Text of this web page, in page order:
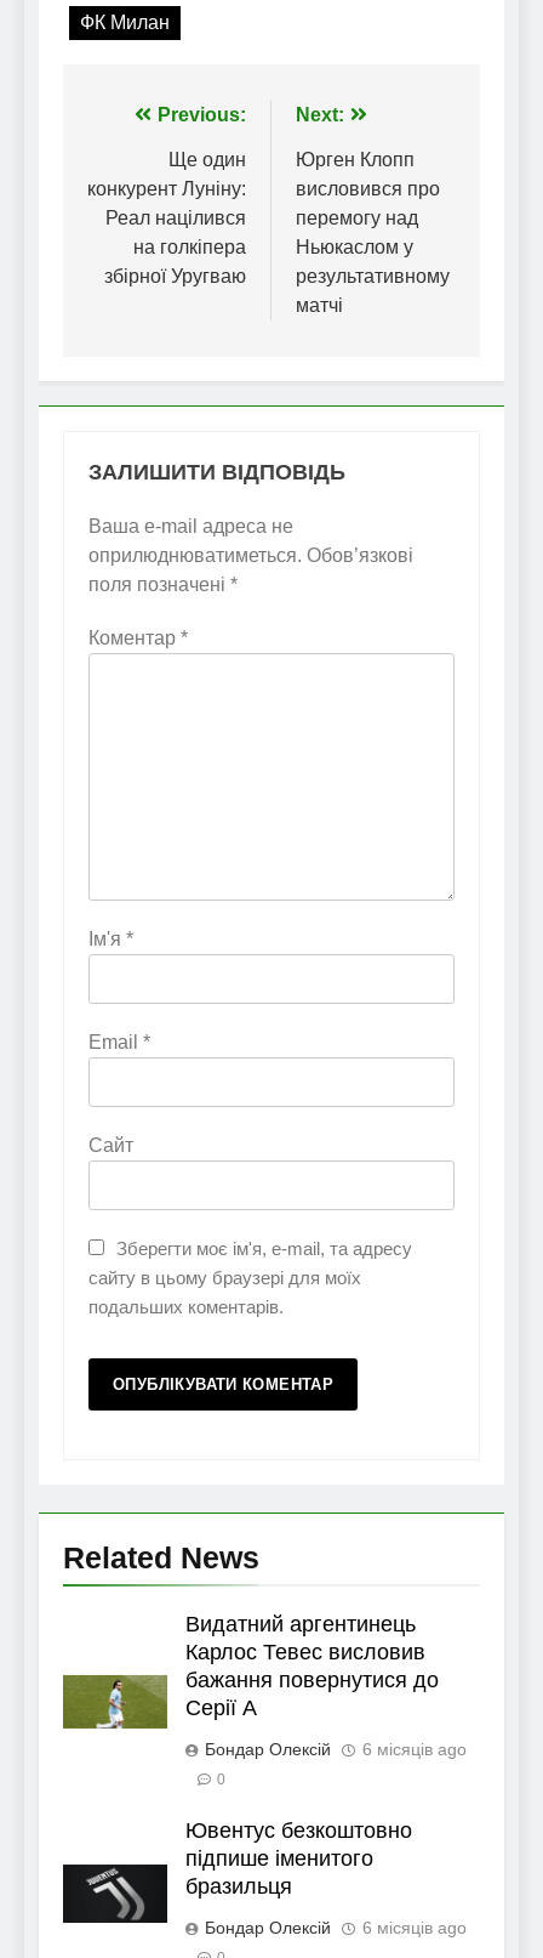
ФК Милан
Навігація
записів
Previous:
Ще один
конкурент Луніну:
Реал націлився
на голкіпера
збірної Уругваю
Next:
Юрген Клопп
висловився про
перемогу над
Ньюкаслом у
результативному
матчі
ЗАЛИШИТИ ВІДПОВІДЬ
Ваша e-mail адреса не
оприлюднюватиметься. Обов’язкові
поля позначені *
Коментар *
Ім'я *
Email *
Сайт
Зберегти моє ім'я, e-mail, та адресу
сайту в цьому браузері для моїх
подальших коментарів.
Related News
Видатний аргентинець
Карлос Тевес висловив
бажання повернутися до
Серії А
Бондар Олексій 6 місяців ago
0
Ювентус безкоштовно
підпише іменитого
бразильця
Бондар Олексій 6 місяців ago